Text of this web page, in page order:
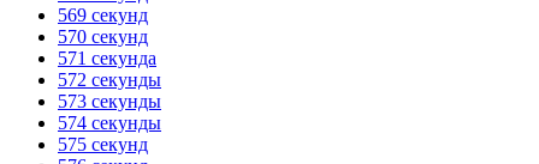
569 секунд
570 секунд
571 секунда
572 секунды
573 секунды
574 секунды
575 секунд